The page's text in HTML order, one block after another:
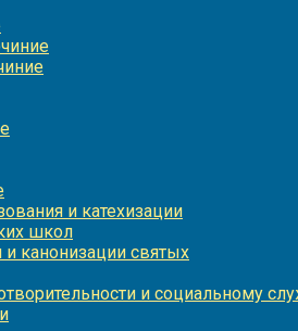
и катехизации
школ
канонизации святых
и социальному